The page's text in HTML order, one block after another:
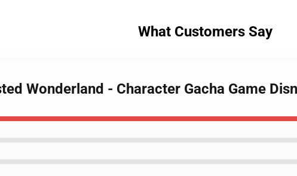
What Customers Say
Wonderland - Character Gacha Game